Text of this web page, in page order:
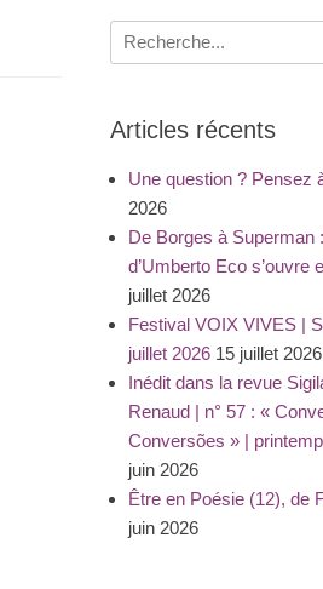
Recherche
pour
Articles récents
Une question ? Pensez
2026
De Borges à Superman
d’Umberto Eco s’ouvre
juillet 2026
Festival VOIX VIVES |
juillet 2026 15 juillet 2026
Inédit dans la revue
Renaud | n° 57 : «
Conversões » |
juin 2026
Être en Poésie (12), de
juin 2026